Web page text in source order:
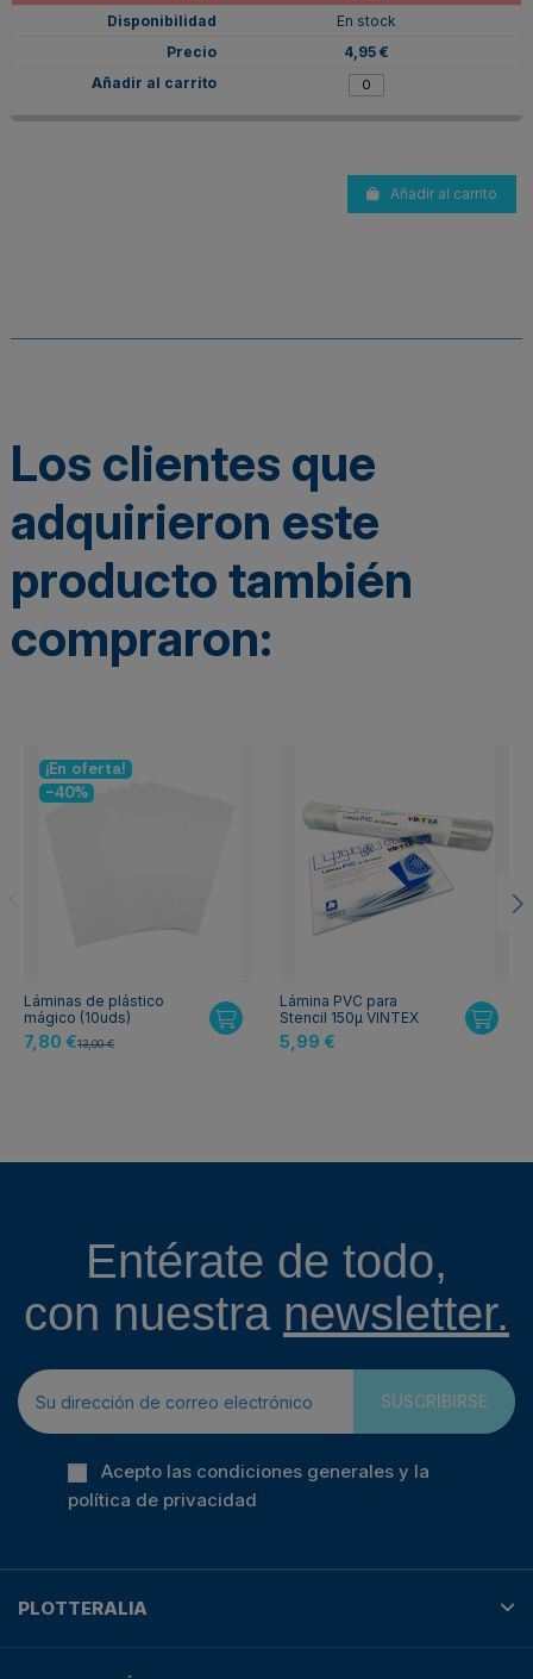
En stock
4,95 €
Añadir al carrito
Los clientes que
adquirieron este
producto también
compraron:
¡En oferta!
-40%
Láminas de plástico
mágico (10uds)
7,80 €13,00 €
Lámina PVC para
Stencil 150µ VINTEX
5,99 €
Entérate de todo,
con nuestra newsletter.
SUSCRIBIRSE
Acepto las condiciones generales y la
política de privacidad
PLOTTERALIA